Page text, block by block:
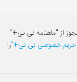
از "ماهنامه نی نی+"
خصوصی نی نی+"را